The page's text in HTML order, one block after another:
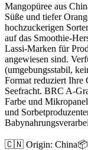
Mangopüree aus
Süße und tiefer
hochzuckerigen
auf das Smoothie-
Lassi-Marken für
angewiesen sind.
(umgebungsstabil,
Format reduziert Ihre
Seefracht. BRC A-
Farbe und
und
🇨🇳 Origin: China